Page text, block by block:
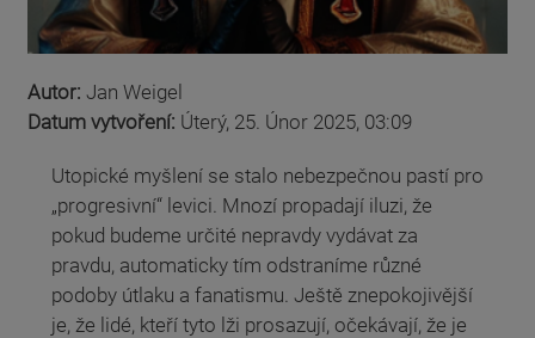
Autor: Jan Weigel
Datum vytvoření: Úterý, 25. Únor 2025, 03:09
Utopické myšlení se stalo nebezpečnou pastí pro
„progresivní“ levici. Mnozí propadají iluzi, že
pokud budeme určité nepravdy vydávat za
pravdu, automaticky tím odstraníme různé
podoby útlaku a fanatismu. Ještě znepokojivější
je, že lidé, kteří tyto lži prosazují, očekávají, že je